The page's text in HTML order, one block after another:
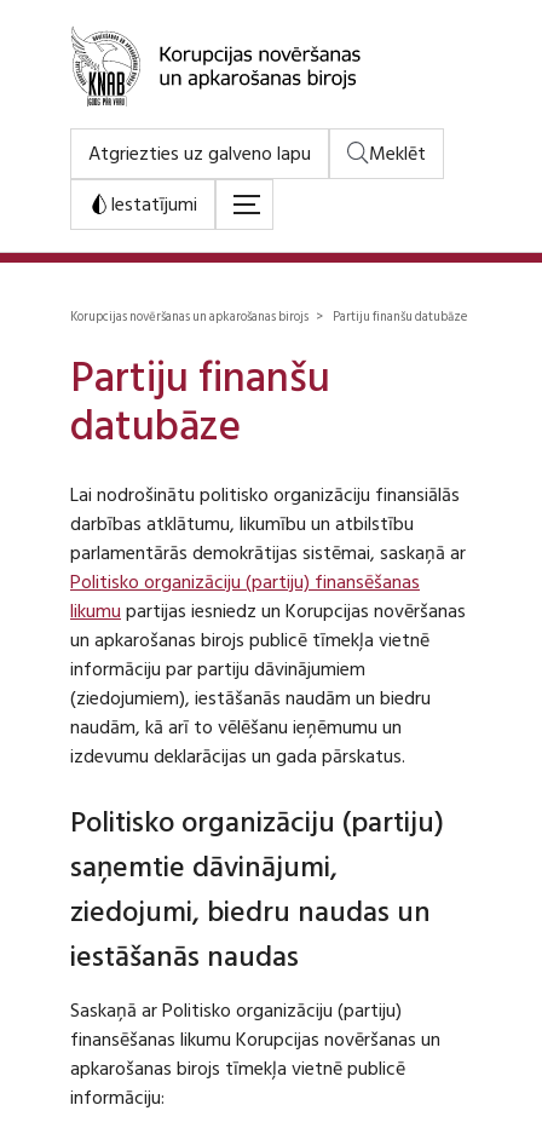
Atgriezties uz galveno lapu
Meklēt
Iestatījumi
Korupcijas novēršanas un apkarošanas birojs > Partiju finanšu datubāze
Partiju finanšu
datubāze
Lai nodrošinātu politisko organizāciju finansiālās
darbības atklātumu, likumību un atbilstību
parlamentārās demokrātijas sistēmai, saskaņā ar
Politisko organizāciju (partiju) finansēšanas
likumupartijas iesniedz un Korupcijas novēršanas
un apkarošanas birojs publicē tīmekļa vietnē
informāciju par partiju dāvinājumiem
(ziedojumiem), iestāšanās naudām un biedru
naudām, kā arī to vēlēšanu ieņēmumu un
izdevumu deklarācijas un gada pārskatus.
Politisko organizāciju (partiju)
saņemtie dāvinājumi,
ziedojumi, biedru naudas un
iestāšanās naudas
Saskaņā ar Politisko organizāciju (partiju)
finansēšanas likumu Korupcijas novēršanas un
apkarošanas birojs tīmekļa vietnē publicē
informāciju: